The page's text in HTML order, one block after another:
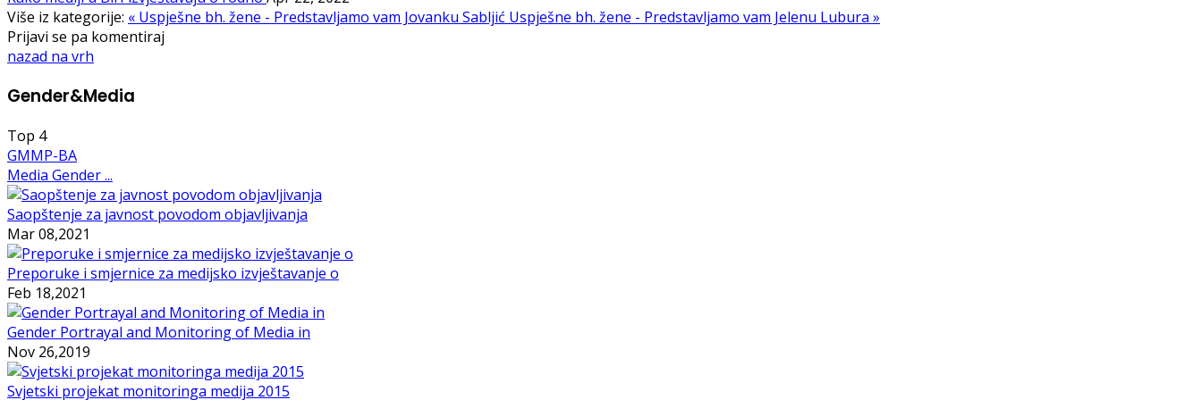
Više iz kategorije: « Uspješne bh. žene - Predstavljamo vam Jovanku Sabljić Uspješne bh. žene - Predstavljamo vam Jelenu Lubura »
Prijavi se pa komentiraj
nazad na vrh
Gender&Media
Top 4
GMMP-BA
Media Gender ...
Saopštenje za javnost povodom objavljivanja
Mar 08,2021
Preporuke i smjernice za medijsko izvještavanje o
Feb 18,2021
Gender Portrayal and Monitoring of Media in
Nov 26,2019
Svjetski projekat monitoringa medija 2015